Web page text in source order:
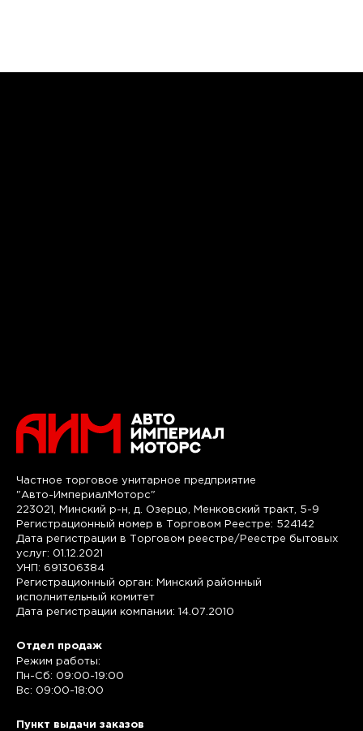
Частное торговое унитарное предприятие
"Авто-ИмпериалМоторс"
223021, Минский р-н, д. Озерцо, Менковский тракт, 5-9
Регистрационный номер в Торговом Реестре: 524142
Дата регистрации в Торговом реестре/Реестре бытовых
услуг: 01.12.2021
УНП: 691306384
Регистрационный орган: Минский районный
исполнительный комитет
Дата регистрации компании: 14.07.2010
Отдел продаж
Режим работы:
Пн-Сб: 09:00-19:00
Вс: 09:00-18:00
Пункт выдачи заказов